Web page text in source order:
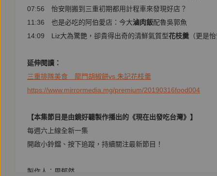
07:56 怡安剛搬到三重初期都用計程車來發現好店？
11:36 也是必吃的阿伯愛店：今大滷肉飯配魯吳郭魚
14:09 Liz大為驚艷，卻貴得出奇的清鮮氣質型花枝羹 （更是
延伸閱讀：
三重排隊美食 龍門胡椒餅vs.朱記花枝羹
https://www.mirrormedia.mg/premium/20190316food004
【本集節目是由鏡好聽製作播出的《現在出發吃台灣》】
每週六上線全新一集
開啟小鈴鐺、按下追蹤，持續關注最新節目！
製作人：周郁然